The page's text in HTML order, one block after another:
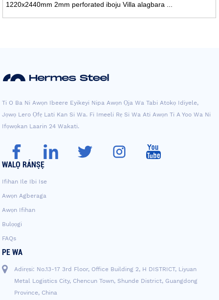
1220x2440mm 2mm perforated iboju Villa alagbara ...
Ti O Ba Ni Awọn Ibeere Eyikeyi Nipa Awọn Ọja Wa Tabi Atokọ Idiyele,
Jọwọ Lero Ọfẹ Lati Kan Si Wa. Fi Imeeli Rẹ Si Wa Ati Awọn Ti A Yoo Wa Ni
Ifọwọkan Laarin 24 Wakati.
WALỌ RÁNṢẸ
Ifihan Ile Ibi Ise
Awọn Agberaga
Awọn Ifihan
Bulọọgi
FAQs
PE WA
Adirẹsi: No.13-17 3rd Floor, Office Building 2, H DISTRICT, Liyuan
Metal Logistics City, Chencun Town, Shunde District, Guangdong
Province, China